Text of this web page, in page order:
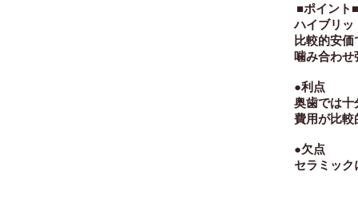
■ポイント■
ハイブリッ
比較的安
噛み合わ
●利点
奥歯では十
費用が比
●欠点
セラミッ